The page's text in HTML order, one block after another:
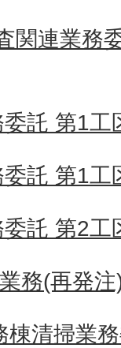
関連業務
託 第1工
託 第1工
託 第2工
務(再発注
棟清掃業